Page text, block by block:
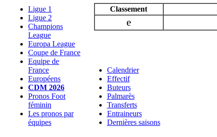
Ligue 1
Ligue 2
Champions
League
Europa League
Coupe de France
Equipe de
France
Européens
CDM 2026
Pronos Foot
féminin
Les pronos par
équipes
Classement
e
Calendrier
Effectif
Buteurs
Palmarès
Transferts
Entraineurs
Dernières saisons